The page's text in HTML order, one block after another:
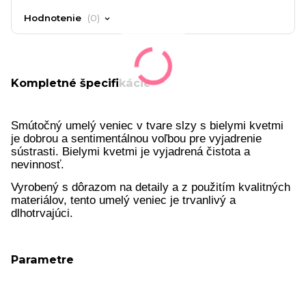
Hodnotenie 0
Kompletné špecifikácie
Smútočný umelý veniec v tvare slzy s bielymi kvetmi
je dobrou a sentimentálnou voľbou pre vyjadrenie
sústrasti. Bielymi kvetmi je vyjadrená čistota a
nevinnosť.
Vyrobený s dôrazom na detaily a z použitím kvalitných
materiálov, tento umelý veniec je trvanlivý a
dlhotrvajúci.
Parametre